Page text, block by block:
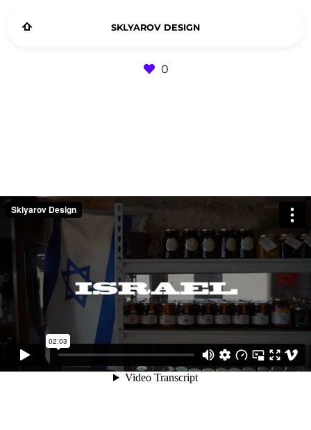
SKLYAROV DESIGN
0